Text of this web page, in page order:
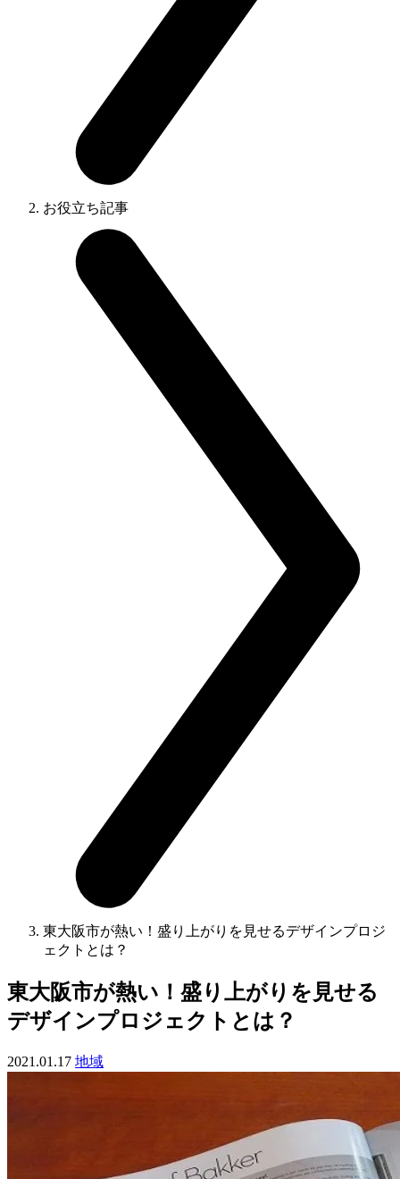
お役立ち記事
東大阪市が熱い！盛り上がりを見せるデザインプロジ
ェクトとは？
東大阪市が熱い！盛り上がりを見せる
デザインプロジェクトとは？
2021.01.17 地域